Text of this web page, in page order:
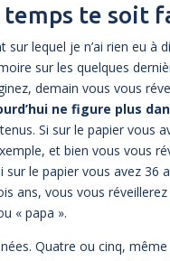
temps te soit
sur lequel je n’ai rien eu à
sur les quelques
demain vous vous
ne figure plus
Si sur le papier vous
et bien vous vous
sur le papier vous avez 36
ans, vous vous
« papa ».
Quatre ou cinq,